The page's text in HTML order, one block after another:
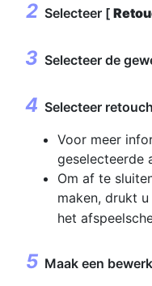
Selecteer [
Selecteer de
Selecteer
Voor meer
geselecteerde
Om af te
maken, drukt u
het
Maak een